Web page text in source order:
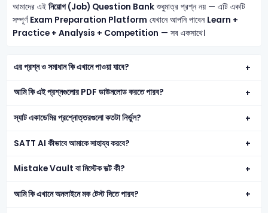
আমাদের এই নিয়োগ (Job) Question Bankশুধুমাত্র প্রশ্ন নয় — এটি একটি
সম্পূর্ণ Exam Preparation Platform যেখানে আপনি পাবেন Learn +
Practice + Analysis + Competition — সব একসাথে।
এর প্রশ্ন ও সমাধান কি এখানে পাওয়া যাবে?
আমি কি এই প্রশ্নগুলোর PDF ডাউনলোড করতে পারব?
স্যাট একাডেমির প্রশ্নোত্তরগুলো কতটা নির্ভুল?
SATT AI কীভাবে আমাকে সাহায্য করবে?
Mistake Vault বা মিস্টেক ভল্ট কী?
আমি কি এখানে অনলাইনে মক টেস্ট দিতে পারব?